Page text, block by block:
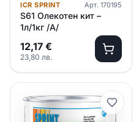
ICR SPRINT Арт. 170195
S61 Олекотен кит –
1л/1кг /А/
12,17 €
23,80 лв.